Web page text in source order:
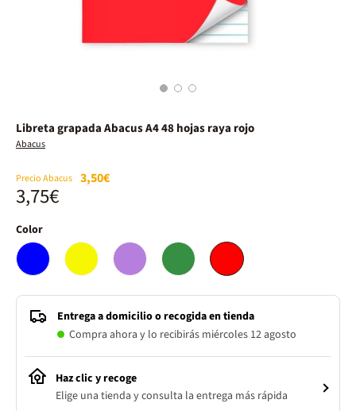
1 2 3
Libreta grapada Abacus A4 48 hojas raya rojo
Abacus
Precio Abacus 3,50€
3,75€
Color
Entrega a domicilio o recogida en tienda
Compra ahora y lo recibirás miércoles 12 agosto
Haz clic y recoge
Elige una tienda y consulta la entrega más rápida